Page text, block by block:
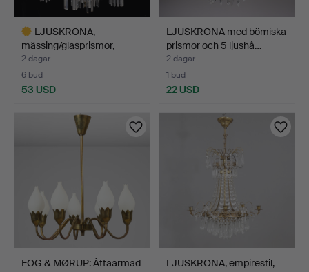
LJUSKRONA,
mässing/glasprismor,
1800/1900-…
2 dagar
6 bud
53 USD
LJUSKRONA med bömiska
prismor och 5 ljushå…
2 dagar
1 bud
22 USD
FOG & MØRUP: Åttaarmad
LJUSKRONA, empirestil,